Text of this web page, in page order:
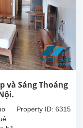
Tây
Hồ.
Tổng
diện
tích
sử
dụng
300m2,
phòng
lớnProperty ID: 6315